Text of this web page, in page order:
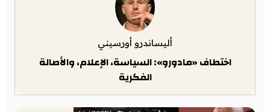
أليساندرو أورسيني
اختطاف «مادورو»: السياسة، الإعلام، والأصالة
الفكرية